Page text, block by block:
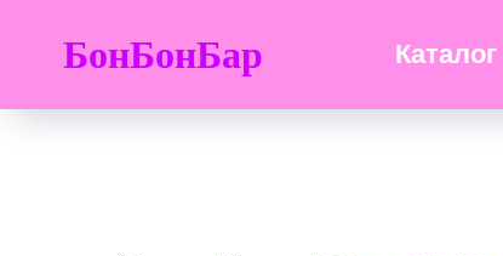
БонБонБар Каталог